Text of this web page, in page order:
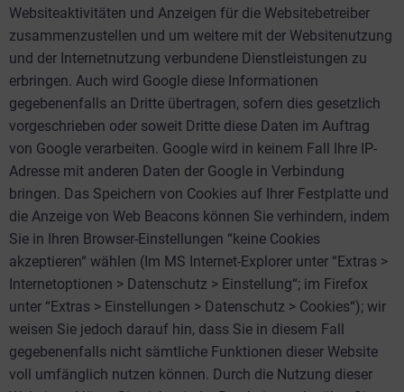
Websiteaktivitäten und Anzeigen für die Websitebetreiber
zusammenzustellen und um weitere mit der Websitenutzung
und der Internetnutzung verbundene Dienstleistungen zu
erbringen. Auch wird Google diese Informationen
gegebenenfalls an Dritte übertragen, sofern dies gesetzlich
vorgeschrieben oder soweit Dritte diese Daten im Auftrag
von Google verarbeiten. Google wird in keinem Fall Ihre IP-
Adresse mit anderen Daten der Google in Verbindung
bringen. Das Speichern von Cookies auf Ihrer Festplatte und
die Anzeige von Web Beacons können Sie verhindern, indem
Sie in Ihren Browser-Einstellungen “keine Cookies
akzeptieren“ wählen (Im MS Internet-Explorer unter “Extras >
Internetoptionen > Datenschutz > Einstellung“; im Firefox
unter “Extras > Einstellungen > Datenschutz > Cookies“); wir
weisen Sie jedoch darauf hin, dass Sie in diesem Fall
gegebenenfalls nicht sämtliche Funktionen dieser Website
voll umfänglich nutzen können. Durch die Nutzung dieser